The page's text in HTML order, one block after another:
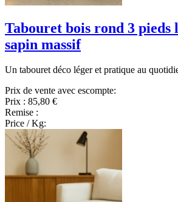
Tabouret bois rond 3 pieds
sapin massif
Un tabouret déco léger et pratique au
Prix de vente avec escompte:
Prix : 85,80 €
Remise :
Price / Kg: